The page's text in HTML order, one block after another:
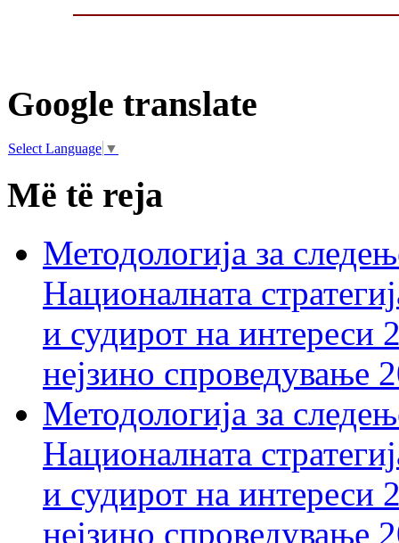
Google translate
Select Language ▼
Më të reja
Методологија за
Националната
и судирот на интереси
нејзино спроведување
Методологија за
Националната
и судирот на интереси
нејзино спроведување